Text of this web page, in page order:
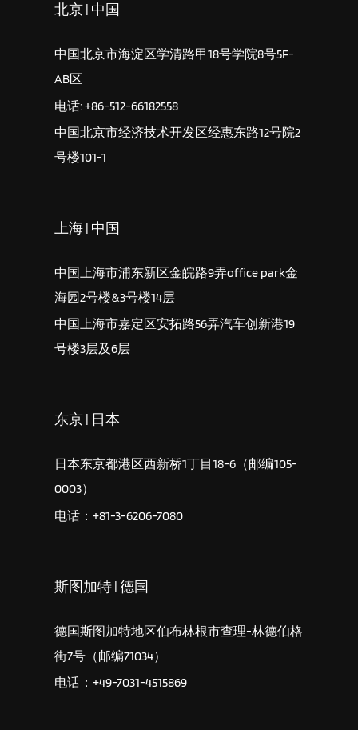
北京 | 中国
中国北京市海淀区学清路甲18号学院8号5F-
AB区
电话: +86-512-66182558
中国北京市经济技术开发区经惠东路12号院2
号楼101-1
上海 | 中国
中国上海市浦东新区金皖路9弄office park金
海园2号楼&3号楼14层
中国上海市嘉定区安拓路56弄汽车创新港19
号楼3层及6层
东京 | 日本
日本东京都港区西新桥1丁目18-6（邮编105-
0003）
电话：+81-3-6206-7080
斯图加特 | 德国
德国斯图加特地区伯布林根市查理-林德伯格
街7号（邮编71034）
电话：+49-7031-4515869